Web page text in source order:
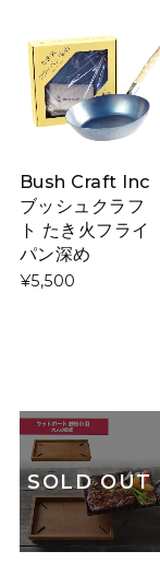
Bush Craft Inc
ブッシュクラフ
ト たき火フライ
パン深め
¥5,500
SOLD OUT